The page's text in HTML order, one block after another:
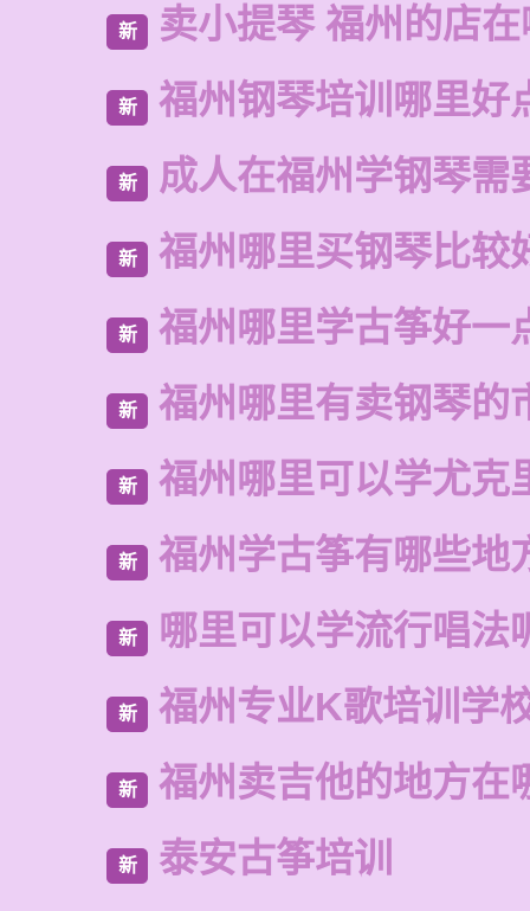
新 卖小提琴 福州的店
新 福州钢琴培训哪里好
新 成人在福州学钢琴需
新 福州哪里买钢琴比较
新 福州哪里学古筝好一
新 福州哪里有卖钢琴的
新 福州哪里可以学尤克
新 福州学古筝有哪些地
新 哪里可以学流行唱法
新 福州专业K歌培训学
新 福州卖吉他的地方在
新 泰安古筝培训